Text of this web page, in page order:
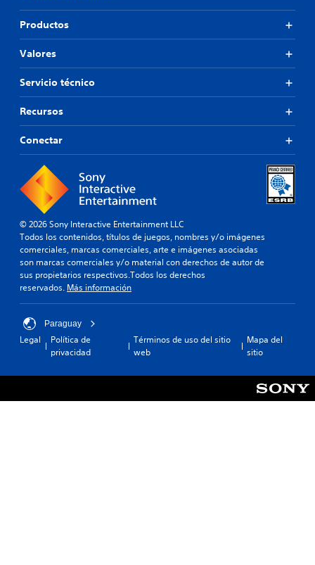
Productos
Valores
Servicio técnico
Recursos
Conectar
© 2026 Sony Interactive Entertainment LLC
Todos los contenidos, títulos de juegos, nombres y/o imágenes
comerciales, marcas comerciales, arte e imágenes asociadas
son marcas comerciales y/o material con derechos de autor de
sus propietarios respectivos.Todos los derechos
reservados. Más información
Paraguay
Legal
Política de
privacidad
Términos de uso del sitio
web
Mapa del
sitio